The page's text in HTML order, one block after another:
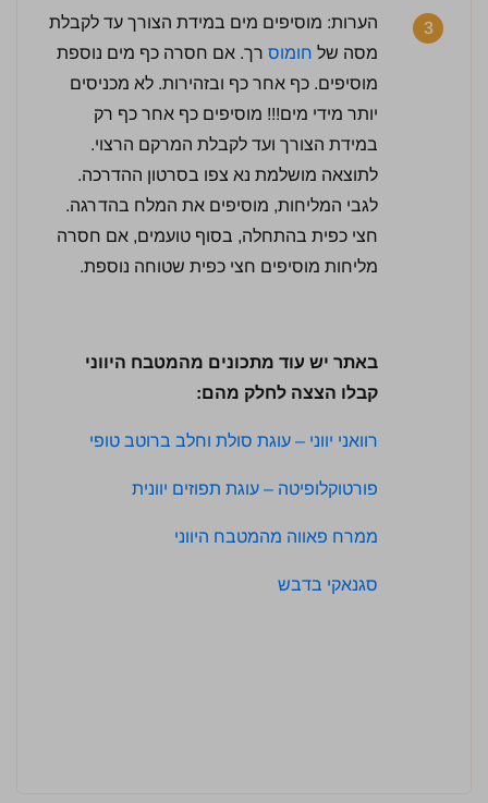
3
הערות: מוסיפים מים במידת הצורך עד לקבלת
מסה של חומוס רך. אם חסרה כף מים נוספת
מוסיפים. כף אחר כף ובזהירות. לא מכניסים
יותר מידי מים!!! מוסיפים כף אחר כף רק
במידת הצורך ועד לקבלת המרקם הרצוי.
לתוצאה מושלמת נא צפו בסרטון ההדרכה.
לגבי המליחות, מוסיפים את המלח בהדרגה.
חצי כפית בהתחלה, בסוף טועמים, אם חסרה
מליחות מוסיפים חצי כפית שטוחה נוספת.
באתר יש עוד מתכונים מהמטבח היווני
קבלו הצצה לחלק מהם:
רוואני יווני – עוגת סולת וחלב ברוטב טופי
פורטוקלופיטה – עוגת תפוזים יוונית
ממרח פאווה מהמטבח היווני
סגנאקי בדבש
לחץ כדי לדרג: